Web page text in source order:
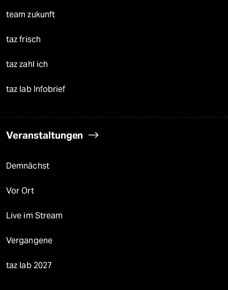
team zukunft
taz frisch
taz zahl ich
taz lab Infobrief
Veranstaltungen
Demnächst
Vor Ort
Live im Stream
Vergangene
taz lab 2027